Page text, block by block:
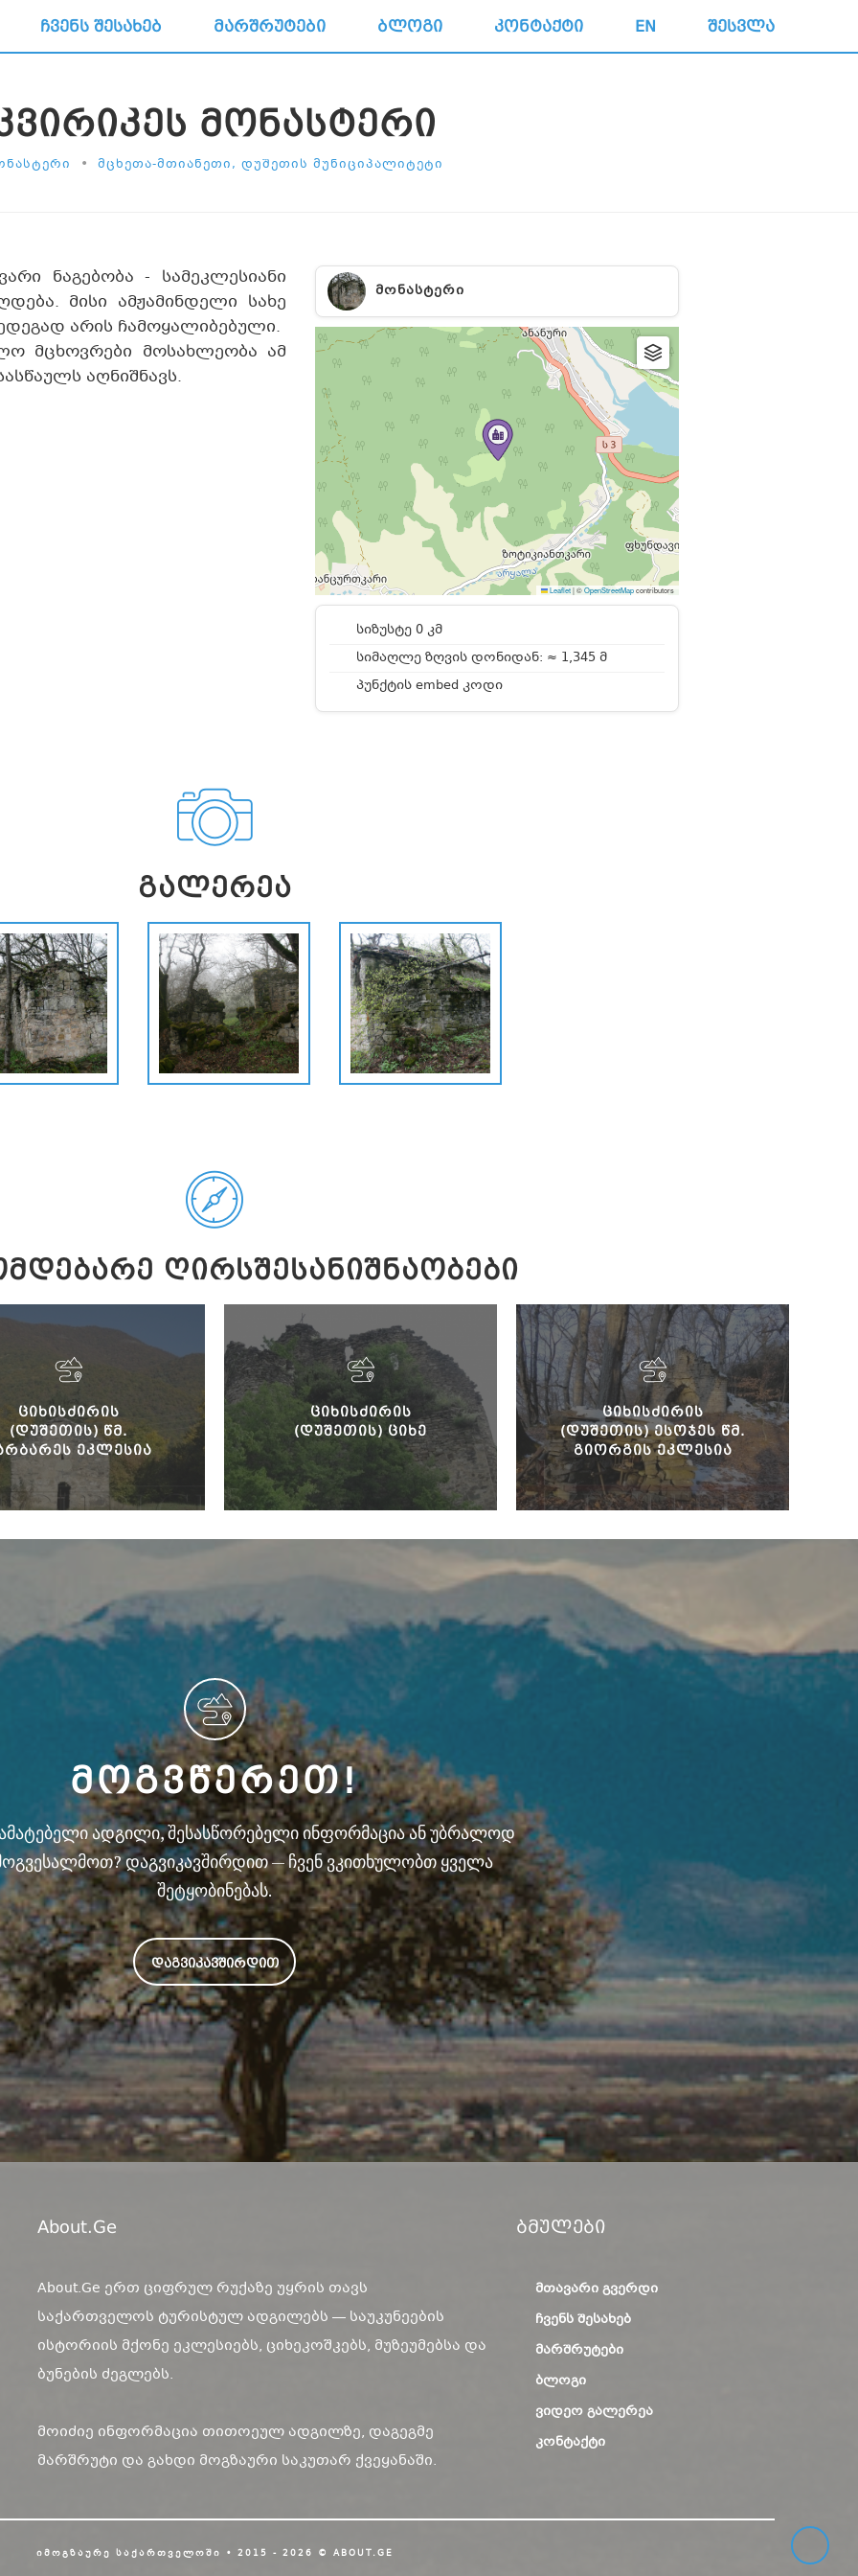
ᲩᲕᲔᲜᲡ ᲨᲔᲡᲐᲮᲔᲑ ᲛᲐᲠᲨᲠᲣᲢᲔᲑᲘ ᲑᲚᲝᲒᲘ ᲙᲝᲜᲢᲐᲥᲢᲘ EN ᲨᲔᲡᲕᲚᲐ
ᲛᲝᲜᲐᲡᲢᲔᲠᲘ
• ᲛᲪᲮᲔᲗᲐ-ᲛᲗᲘᲐᲜᲔᲗᲘ, ᲓᲣᲨᲔᲗᲘᲡ ᲛᲣᲜᲘᲪᲘᲞᲐᲚᲘᲢᲔᲢᲘ
ᲛᲝᲜᲐᲡᲢᲔᲠᲘ
Leaflet|©OpenStreetMapcontributors
სიზუსტე 0 კმ
სიმაღლე ზღვის დონიდან: ≈ 1,345 მ
პუნქტის embed კოდი
ნაგებობა - სამეკლესიანი
მისი ამჟამინდელი სახე
არის ჩამოყალიბებული.
მცხოვრები მოსახლეობა ამ
აღნიშნავს.
ᲒᲐᲚᲔᲠᲔᲐ
ᲦᲘᲠᲡᲨᲔᲡᲐᲜᲘᲨᲜᲐᲝᲑᲔᲑᲘ
ᲪᲘᲮᲘᲡᲫᲘᲠᲘᲡ
(ᲓᲣᲨᲔᲗᲘᲡ) ᲬᲛ.
ᲔᲙᲚᲔᲡᲘᲐ
ᲪᲘᲮᲘᲡᲫᲘᲠᲘᲡ
(ᲓᲣᲨᲔᲗᲘᲡ) ᲪᲘᲮᲔ
ᲪᲘᲮᲘᲡᲫᲘᲠᲘᲡ
(ᲓᲣᲨᲔᲗᲘᲡ) ᲔᲡᲝᲯᲔᲡ ᲬᲛ.
ᲒᲘᲝᲠᲒᲘᲡ ᲔᲙᲚᲔᲡᲘᲐ
ᲛᲝᲒᲕᲬᲔᲠᲔᲗ!
ადგილი, შესასწორებელი ინფორმაცია ან უბრალოდ
დაგვიკავშირდით — ჩვენ ვკითხულობთ ყველა
შეტყობინებას.
ᲓᲐᲒᲕᲘᲙᲐᲕᲨᲘᲠᲓᲘᲗ
About.ge
About.Ge ერთ ციფრულ რუქაზე უყრის თავს
საქართველოს ტურისტულ ადგილებს — საუკუნეების
ისტორიის მქონე ეკლესიებს, ციხეკოშკებს, მუზეუმებსა და
ბუნების ძეგლებს.
მოიძიე ინფორმაცია თითოეულ ადგილზე, დაგეგმე
მარშრუტი და გახდი მოგზაური საკუთარ ქვეყანაში.
Ბმულები
ᲛᲗᲐᲕᲐᲠᲘ ᲒᲕᲔᲠᲓᲘ
ᲩᲕᲔᲜᲡ ᲨᲔᲡᲐᲮᲔᲑ
ᲛᲐᲠᲨᲠᲣᲢᲔᲑᲘ
ᲑᲚᲝᲒᲘ
ᲕᲘᲓᲔᲝ ᲒᲐᲚᲔᲠᲔᲐ
ᲙᲝᲜᲢᲐᲥᲢᲘ
ᲘᲛᲝᲒᲖᲐᲣᲠᲔ ᲡᲐᲥᲐᲠᲗᲕᲔᲚᲝᲨᲘ • 2015 - 2026 © ABOUT.GE